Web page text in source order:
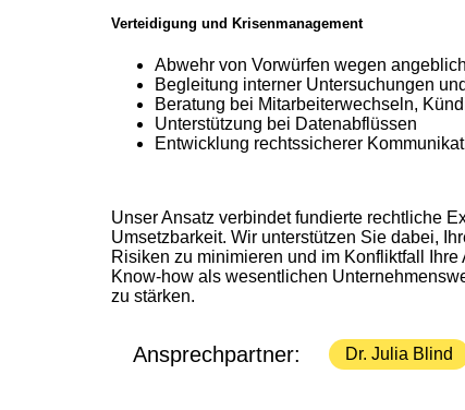
Verteidigung und Krisenmanagement
Abwehr von Vorwürfen wegen
Begleitung interner Untersuchungen
Beratung bei Mitarbeiterwechseln,
Unterstützung bei Datenabflüssen
Entwicklung rechtssicherer
Unser Ansatz verbindet fundierte rechtliche
Umsetzbarkeit. Wir unterstützen Sie dabei,
Risiken zu minimieren und im Konfliktfall
Know-how als wesentlichen
zu stärken.
Ansprechpartner: Dr. Julia Blind